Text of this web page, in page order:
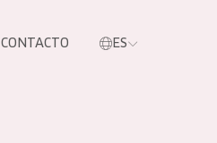
CONTACTO ES